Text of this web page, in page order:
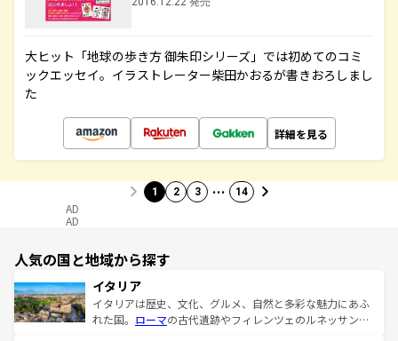
大ヒット「地球の歩き方 御朱印シリーズ」では初めてのコミ
ックエッセイ。イラストレーター柴田かおるが書きおろしまし
た
詳細を見る
1 2 3 … 14
AD
AD
人気の国と地域から探す
イタリア
イタリアは歴史、文化、グルメ、自然と多彩な魅力にあふ
れた国。 ローマの古代遺跡やフィレンツェのルネッサンス